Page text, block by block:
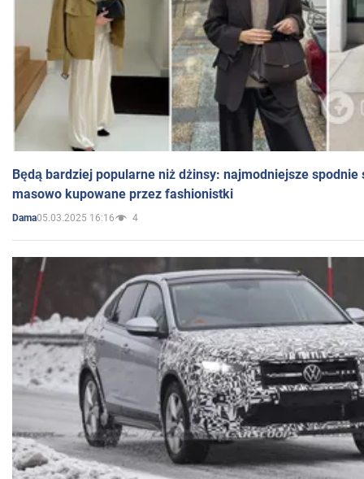
Będą bardziej popularne niż dżinsy: najmodniejsze spodnie
masowo kupowane przez fashionistki
Dama05.03.2025 16:16 4